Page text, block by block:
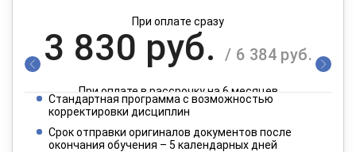
При оплате сразу
3 830 руб. / 6 384 руб.
При оплате в рассрочку на 6 месяцев
1 915 руб.
Стандартная программа с возможностью
корректировки дисциплин
Срок отправки оригиналов документов после
окончания обучения – 5 календарных дней